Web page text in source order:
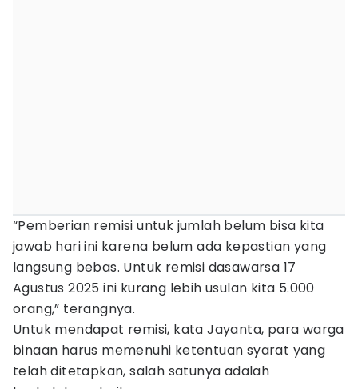
“Pemberian remisi untuk jumlah belum bisa kita
jawab hari ini karena belum ada kepastian yang
langsung bebas. Untuk remisi dasawarsa 17
Agustus 2025 ini kurang lebih usulan kita 5.000
orang,” terangnya.
Untuk mendapat remisi, kata Jayanta, para warga
binaan harus memenuhi ketentuan syarat yang
telah ditetapkan, salah satunya adalah